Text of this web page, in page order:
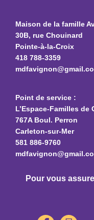
Maison de la famille
30B, rue Chouinard
Pointe-à-la-Croix
418 788-3359
Point de service :
L’Espace-Familles de
767A Boul. Perron
Carleton-sur-Mer
581 886-9760
Pour vous